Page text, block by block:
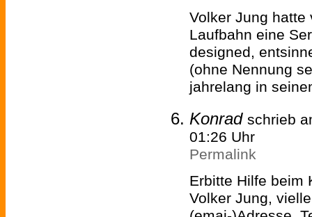
Volker Jung
Laufbahn eine
designed,
(ohne Nennung
jahrelang in
Konrad schrieb
01:26 Uhr
Permalink
Erbitte Hilfe beim
Volker Jung,